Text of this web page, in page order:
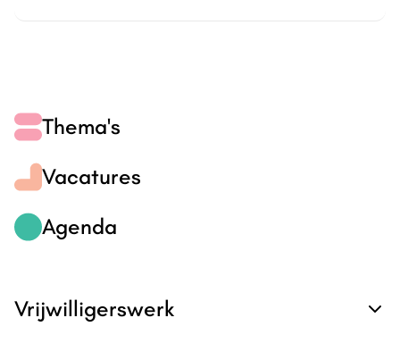
Thema's
Vacatures
Agenda
Vrijwilligerswerk